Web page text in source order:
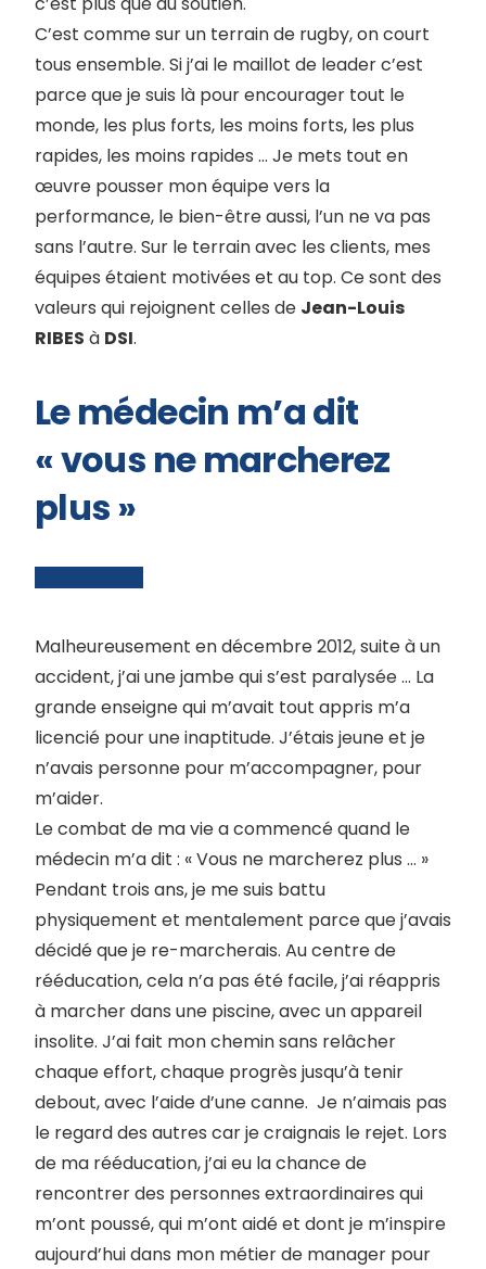
C’est comme sur un terrain de rugby, on court
tous ensemble. Si j’ai le maillot de leader c’est
parce que je suis là pour encourager tout le
monde, les plus forts, les moins forts, les plus
rapides, les moins rapides … Je mets tout en
œuvre pousser mon équipe vers la
performance, le bien-être aussi, l’un ne va pas
sans l’autre. Sur le terrain avec les clients, mes
équipes étaient motivées et au top. Ce sont des
valeurs qui rejoignent celles de Jean-Louis
RIBES à DSI.
Le médecin m’a dit
« vous ne marcherez
plus »
Malheureusement en décembre 2012, suite à un
accident, j’ai une jambe qui s’est paralysée … La
grande enseigne qui m’avait tout appris m’a
licencié pour une inaptitude. J’étais jeune et je
n’avais personne pour m’accompagner, pour
m’aider.
Le combat de ma vie a commencé quand le
médecin m’a dit : « Vous ne marcherez plus … »
Pendant trois ans, je me suis battu
physiquement et mentalement parce que j’avais
décidé que je re-marcherais. Au centre de
rééducation, cela n’a pas été facile, j’ai réappris
à marcher dans une piscine, avec un appareil
insolite. J’ai fait mon chemin sans relâcher
chaque effort, chaque progrès jusqu’à tenir
debout, avec l’aide d’une canne. Je n’aimais pas
le regard des autres car je craignais le rejet. Lors
de ma rééducation, j’ai eu la chance de
rencontrer des personnes extraordinaires qui
m’ont poussé, qui m’ont aidé et dont je m’inspire
aujourd’hui dans mon métier de manager pour